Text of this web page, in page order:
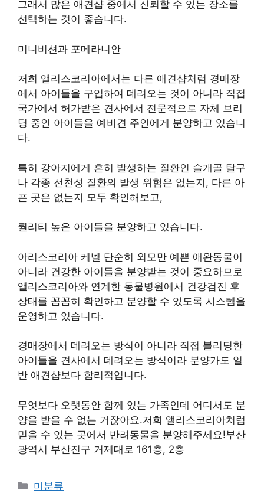
그래서 많은 애견샵 중에서 신뢰할 수 있는 장소를
선택하는 것이 좋습니다.
미니비션과 포메라니안
저희 앨리스코리아에서는 다른 애견샵처럼 경매장
에서 아이들을 구입하여 데려오는 것이 아니라 직접
국가에서 허가받은 견사에서 전문적으로 자체 브리
딩 중인 아이들을 예비견 주인에게 분양하고 있습니
다.
특히 강아지에게 흔히 발생하는 질환인 슬개골 탈구
나 각종 선천성 질환의 발생 위험은 없는지, 다른 아
픈 곳은 없는지 모두 확인해보고,
퀄리티 높은 아이들을 분양하고 있습니다.
아리스코리아 케넬 단순히 외모만 예쁜 애완동물이
아니라 건강한 아이들을 분양받는 것이 중요하므로
앨리스코리아와 연계한 동물병원에서 건강검진 후
상태를 꼼꼼히 확인하고 분양할 수 있도록 시스템을
운영하고 있습니다.
경매장에서 데려오는 방식이 아니라 직접 블리딩한
아이들을 견사에서 데려오는 방식이라 분양가도 일
반 애견샵보다 합리적입니다.
무엇보다 오랫동안 함께 있는 가족인데 어디서도 분
양을 받을 수 없는 거잖아요.저희 앨리스코리아처럼
믿을 수 있는 곳에서 반려동물을 분양해주세요!부산
광역시 부산진구 거제대로 161층, 2층
Categories
미분류